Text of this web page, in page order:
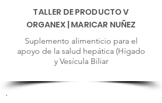
TALLER DE PRODUCTO V
ORGANEX | MARICAR NUÑEZ
Suplemento alimenticio para el
apoyo de la salud hepática (Hígado
y Vesícula Biliar